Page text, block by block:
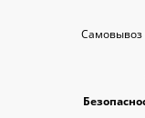
Самовывоз